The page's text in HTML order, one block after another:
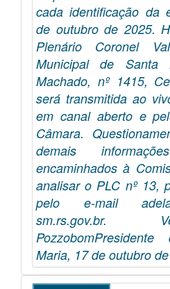
cada identificação da
de outubro de 2025.
Plenário Coronel
Municipal de Santa
Machado, nº 1415,
será transmitida ao
em canal aberto e
Câmara.
demais
encaminhados à
analisar o PLC nº 13,
pelo e-mail
sm.rs.gov.br.
Maria, 17 de outubro